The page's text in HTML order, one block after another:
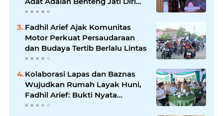
Generasi Muda
Fadhil Arief Ajak Komunitas
Motor Perkuat Persaudaraan
dan Budaya Tertib Berlalu Lintas
Kolaborasi Lapas dan Baznas
Wujudkan Rumah Layak Huni,
Fadhil Arief: Bukti Nyata
Kepedulian Untuk Rakyat